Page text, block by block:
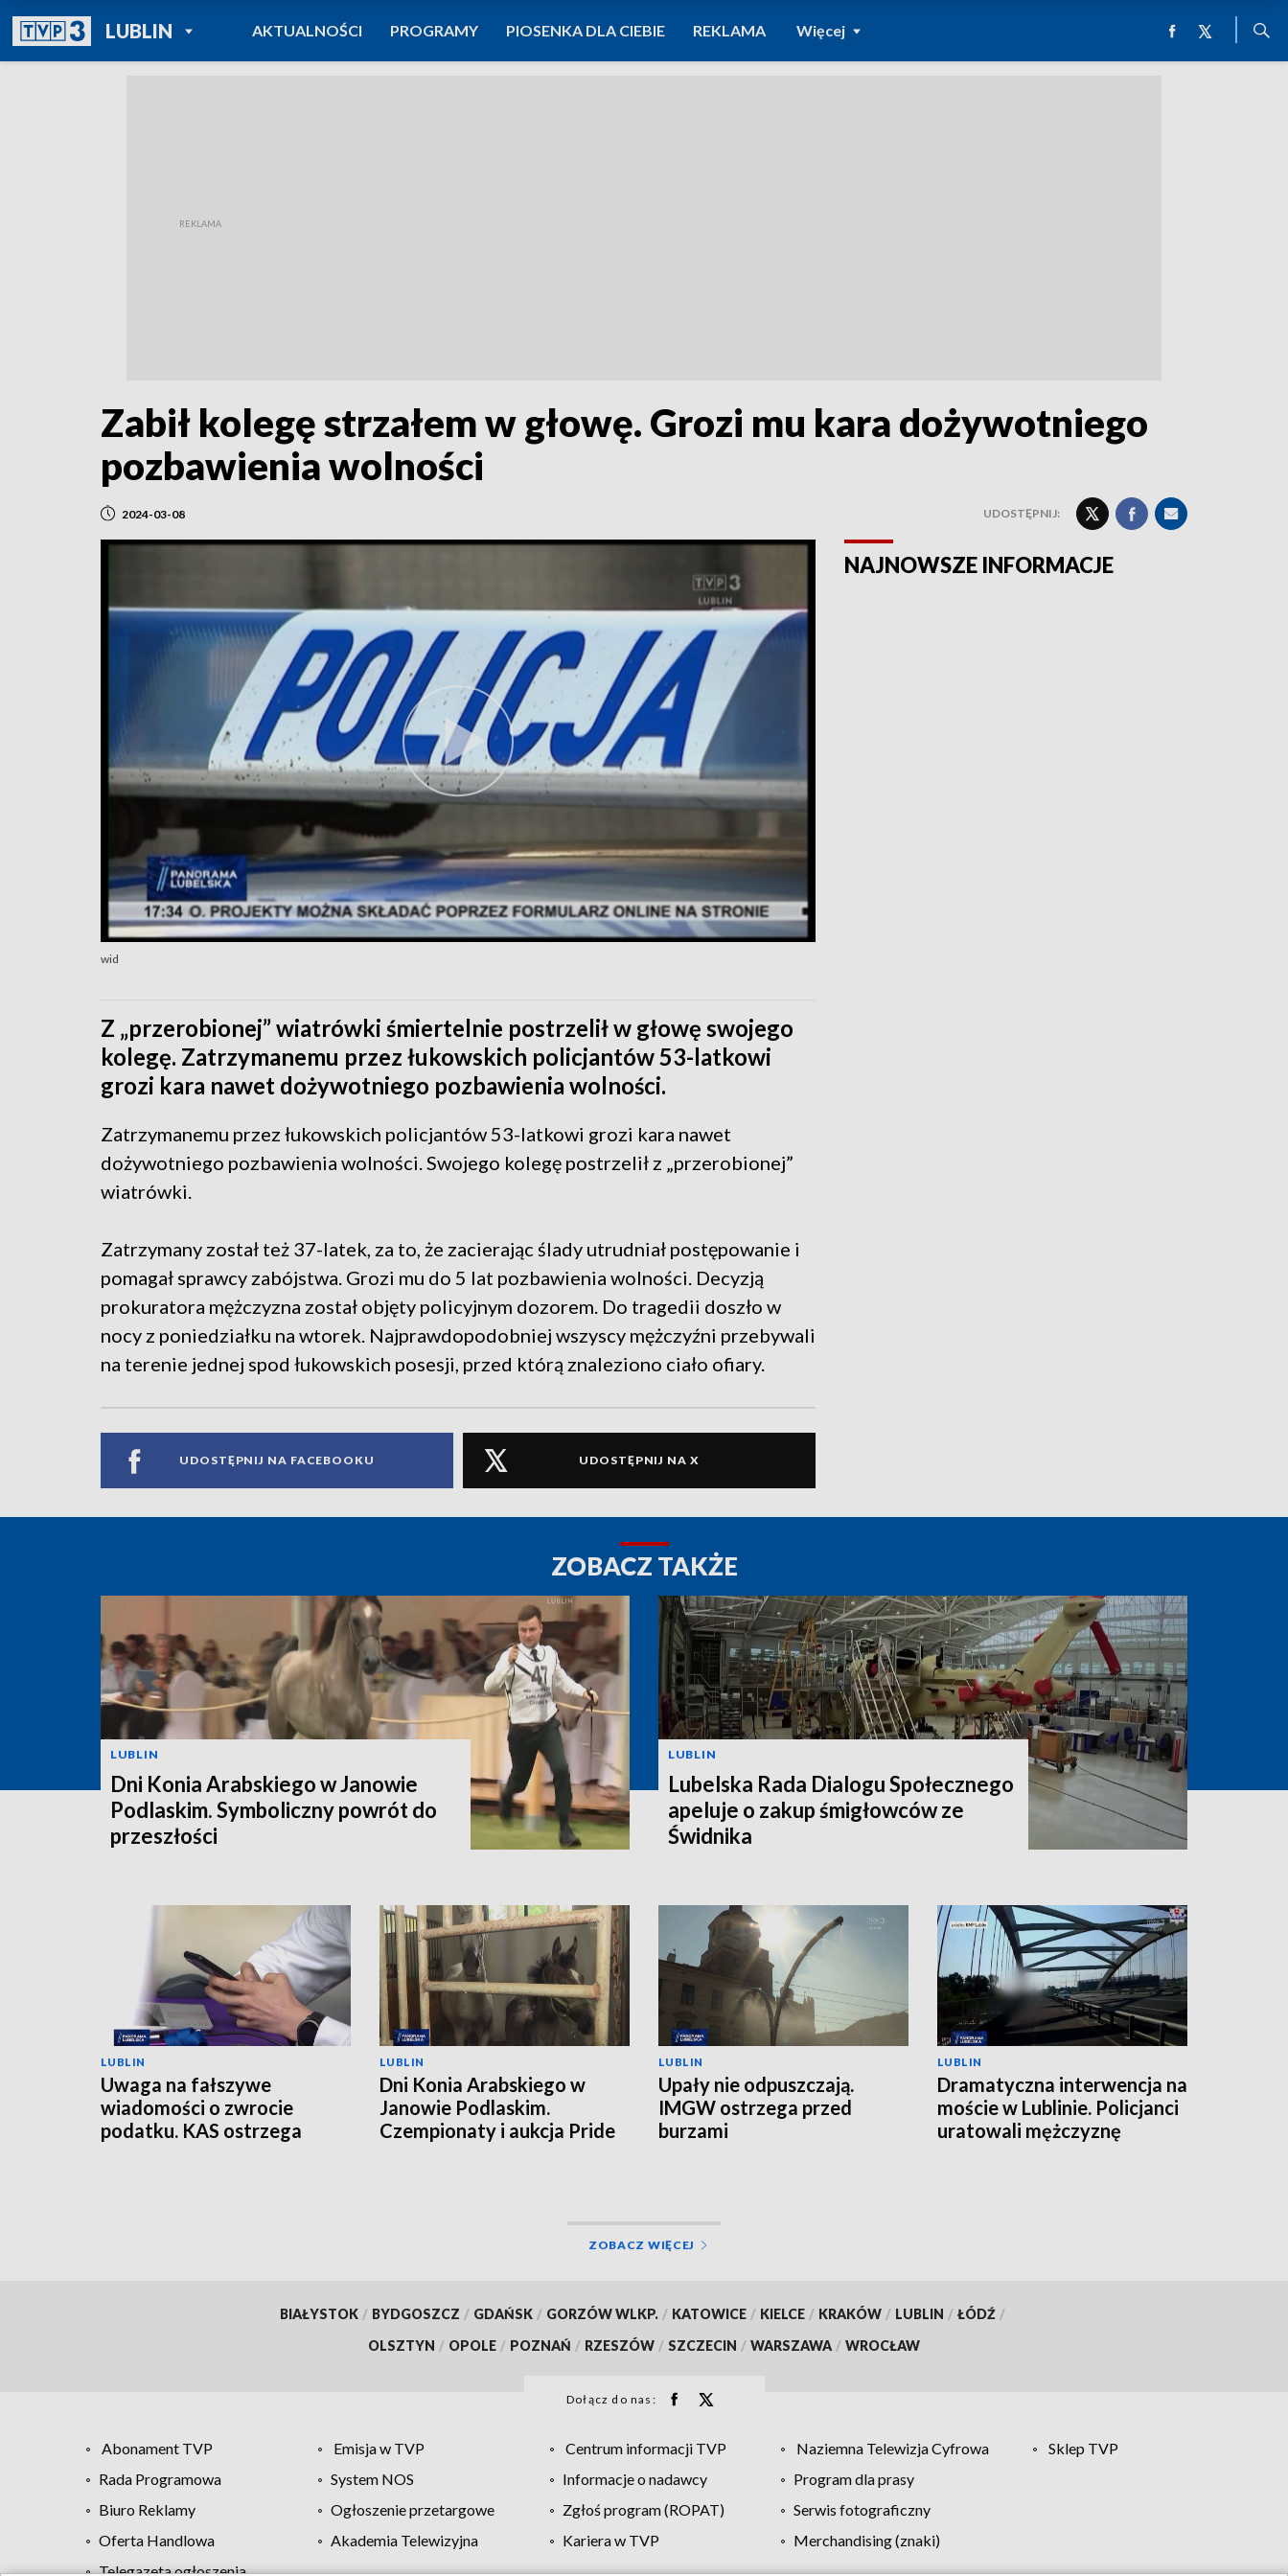
LUBLINPOWRÓT DO
TVP REGIONY
AKTUALNOŚCI PROGRAMY PIOSENKA DLA CIEBIE REKLAMA Więcej
Zabił kolegę strzałem w głowę. Grozi mu kara dożywotniego
pozbawienia wolności
2024-03-08 UDOSTĘPNIJ:
wid
Z „przerobionej” wiatrówki śmiertelnie postrzelił w głowę swojego
kolegę. Zatrzymanemu przez łukowskich policjantów 53-latkowi
grozi kara nawet dożywotniego pozbawienia wolności.
Zatrzymanemu przez łukowskich policjantów 53-latkowi grozi kara nawet
dożywotniego pozbawienia wolności. Swojego kolegę postrzelił z „przerobionej”
wiatrówki.
Zatrzymany został też 37-latek, za to, że zacierając ślady utrudniał postępowanie i
pomagał sprawcy zabójstwa. Grozi mu do 5 lat pozbawienia wolności. Decyzją
prokuratora mężczyzna został objęty policyjnym dozorem. Do tragedii doszło w
nocy z poniedziałku na wtorek. Najprawdopodobniej wszyscy mężczyźni przebywali
na terenie jednej spod łukowskich posesji, przed którą znaleziono ciało ofiary.
UDOSTĘPNIJ NA FACEBOOKU UDOSTĘPNIJ NA X
NAJNOWSZE INFORMACJE
ZOBACZ TAKŻE
LUBLIN
Dni Konia Arabskiego w Janowie
Podlaskim. Symboliczny powrót do
przeszłości
LUBLIN
Lubelska Rada Dialogu Społecznego
apeluje o zakup śmigłowców ze
Świdnika
LUBLIN
Uwaga na fałszywe
wiadomości o zwrocie
podatku. KAS ostrzega
LUBLIN
Dni Konia Arabskiego w
Janowie Podlaskim.
Czempionaty i aukcja Pride
LUBLIN
Upały nie odpuszczają.
IMGW ostrzega przed
burzami
LUBLIN
Dramatyczna interwencja na
moście w Lublinie. Policjanci
uratowali mężczyznę
ZOBACZ WIĘCEJ
BIAŁYSTOK / BYDGOSZCZ / GDAŃSK / GORZÓW WLKP. / KATOWICE / KIELCE / KRAKÓW / LUBLIN / ŁÓDŹ /
OLSZTYN / OPOLE / POZNAŃ / RZESZÓW / SZCZECIN / WARSZAWA / WROCŁAW
Dołącz do nas:
Abonament TVP Emisja w TVP Centrum informacji TVP Naziemna Telewizja Cyfrowa
Sklep TVP
Rada Programowa
System NOS Informacje o nadawcy
Program dla prasy
Biuro Reklamy
Ogłoszenie przetargowe Zgłoś program (ROPAT)
Serwis fotograficzny
Oferta Handlowa
Akademia Telewizyjna Kariera w TVP
Merchandising (znaki)
Telegazeta ogłoszenia